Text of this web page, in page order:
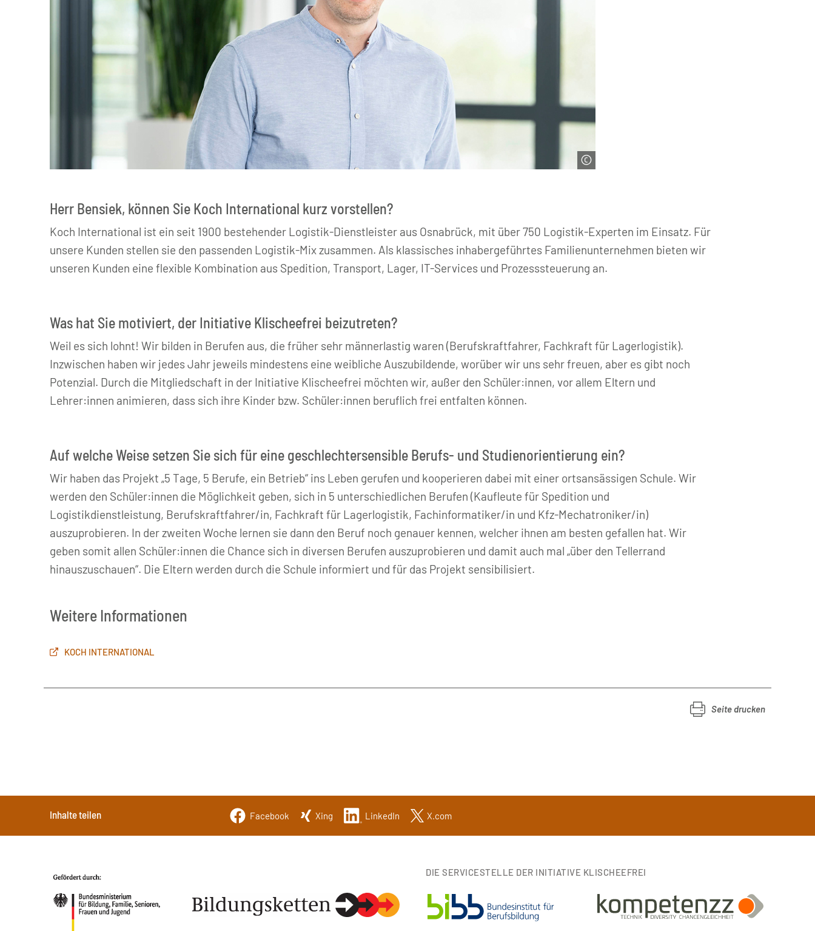
Herr Bensiek, können Sie Koch International kurz vorstellen?
Koch International ist ein seit 1900 bestehender Logistik-Dienstleister aus Osnabrück, mit über 750 Logistik-Experten im Einsatz. Für
unsere Kunden stellen sie den passenden Logistik-Mix zusammen. Als klassisches inhabergeführtes Familienunternehmen bieten wir
unseren Kunden eine flexible Kombination aus Spedition, Transport, Lager, IT-Services und Prozesssteuerung an.
Was hat Sie motiviert, der Initiative Klischeefrei beizutreten?
Weil es sich lohnt! Wir bilden in Berufen aus, die früher sehr männerlastig waren (Berufskraftfahrer, Fachkraft für Lagerlogistik).
Inzwischen haben wir jedes Jahr jeweils mindestens eine weibliche Auszubildende, worüber wir uns sehr freuen, aber es gibt noch
Potenzial. Durch die Mitgliedschaft in der Initiative Klischeefrei möchten wir, außer den Schüler:innen, vor allem Eltern und
Lehrer:innen animieren, dass sich ihre Kinder bzw. Schüler:innen beruflich frei entfalten können.
Auf welche Weise setzen Sie sich für eine geschlechtersensible Berufs- und Studienorientierung ein?
Wir haben das Projekt „5 Tage, 5 Berufe, ein Betrieb“ ins Leben gerufen und kooperieren dabei mit einer ortsansässigen Schule. Wir
werden den Schüler:innen die Möglichkeit geben, sich in 5 unterschiedlichen Berufen (Kaufleute für Spedition und
Logistikdienstleistung, Berufskraftfahrer/in, Fachkraft für Lagerlogistik, Fachinformatiker/in und Kfz-Mechatroniker/in)
auszuprobieren. In der zweiten Woche lernen sie dann den Beruf noch genauer kennen, welcher ihnen am besten gefallen hat. Wir
geben somit allen Schüler:innen die Chance sich in diversen Berufen auszuprobieren und damit auch mal „über den Tellerrand
hinauszuschauen“. Die Eltern werden durch die Schule informiert und für das Projekt sensibilisiert.
Weitere Informationen
KOCH INTERNATIONAL
Seite drucken
Inhalte teilen Facebook Xing LinkedIn X.com
DIE SERVICESTELLE DER INITIATIVE KLISCHEEFREI